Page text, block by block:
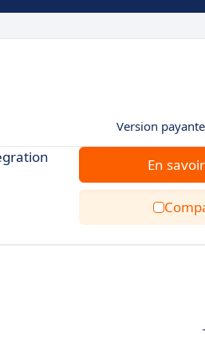
Version
En